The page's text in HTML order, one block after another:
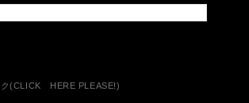
ク(CLICK HERE PLEASE!)